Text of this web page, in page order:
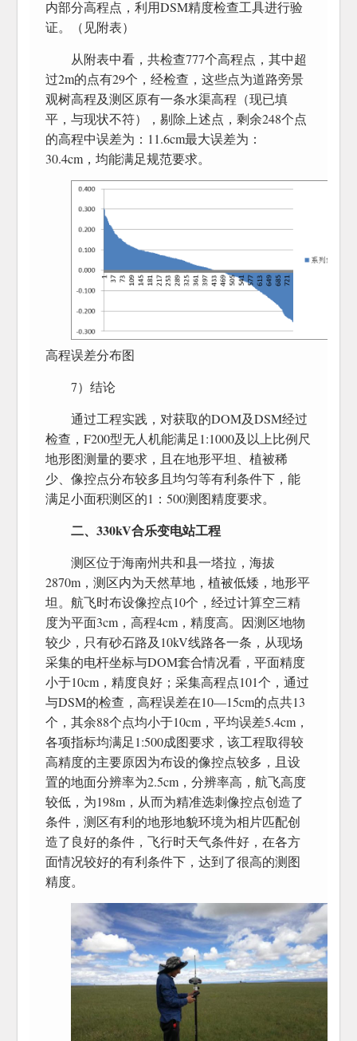
内部分高程点，利用DSM精度检查工具进行验
证。（见附表）
从附表中看，共检查777个高程点，其中超
过2m的点有29个，经检查，这些点为道路旁景
观树高程及测区原有一条水渠高程（现已填
平，与现状不符），剔除上述点，剩余248个点
的高程中误差为：11.6cm最大误差为：
30.4cm，均能满足规范要求。
高程误差分布图
7）结论
通过工程实践，对获取的DOM及DSM经过
检查，F200型无人机能满足1:1000及以上比例尺
地形图测量的要求，且在地形平坦、植被稀
少、像控点分布较多且均匀等有利条件下，能
满足小面积测区的1：500测图精度要求。
二、330kV合乐变电站工程
测区位于海南州共和县一塔拉，海拔
2870m，测区内为天然草地，植被低矮，地形平
坦。航飞时布设像控点10个，经过计算空三精
度为平面3cm，高程4cm，精度高。因测区地物
较少，只有砂石路及10kV线路各一条，从现场
采集的电杆坐标与DOM套合情况看，平面精度
小于10cm，精度良好；采集高程点101个，通过
与DSM的检查，高程误差在10—15cm的点共13
个，其余88个点均小于10cm，平均误差5.4cm，
各项指标均满足1:500成图要求，该工程取得较
高精度的主要原因为布设的像控点较多，且设
置的地面分辨率为2.5cm，分辨率高，航飞高度
较低，为198m，从而为精准选刺像控点创造了
条件，测区有利的地形地貌环境为相片匹配创
造了良好的条件，飞行时天气条件好，在各方
面情况较好的有利条件下，达到了很高的测图
精度。